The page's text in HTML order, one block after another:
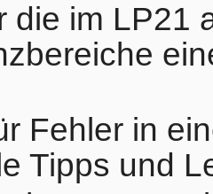
die im LP21
Fehler in
Tipps und